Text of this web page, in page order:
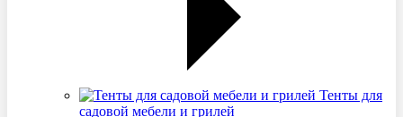
Тенты для
садовой мебели и грилей